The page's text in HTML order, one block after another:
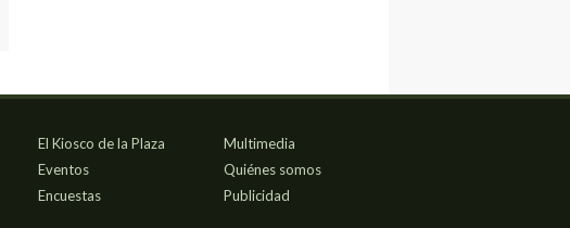
El Kiosco de la Plaza
Eventos
Encuestas
Multimedia
Quiénes somos
Publicidad